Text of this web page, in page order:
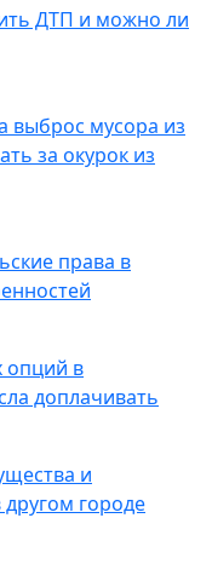
ДТП и можно ли
выброс мусора из
за окурок из
права в
опций в
доплачивать
и
городе